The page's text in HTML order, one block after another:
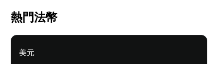
熱門法幣
美元